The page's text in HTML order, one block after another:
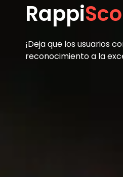
Rappi
¡Deja que los usuarios
reconocimiento a la